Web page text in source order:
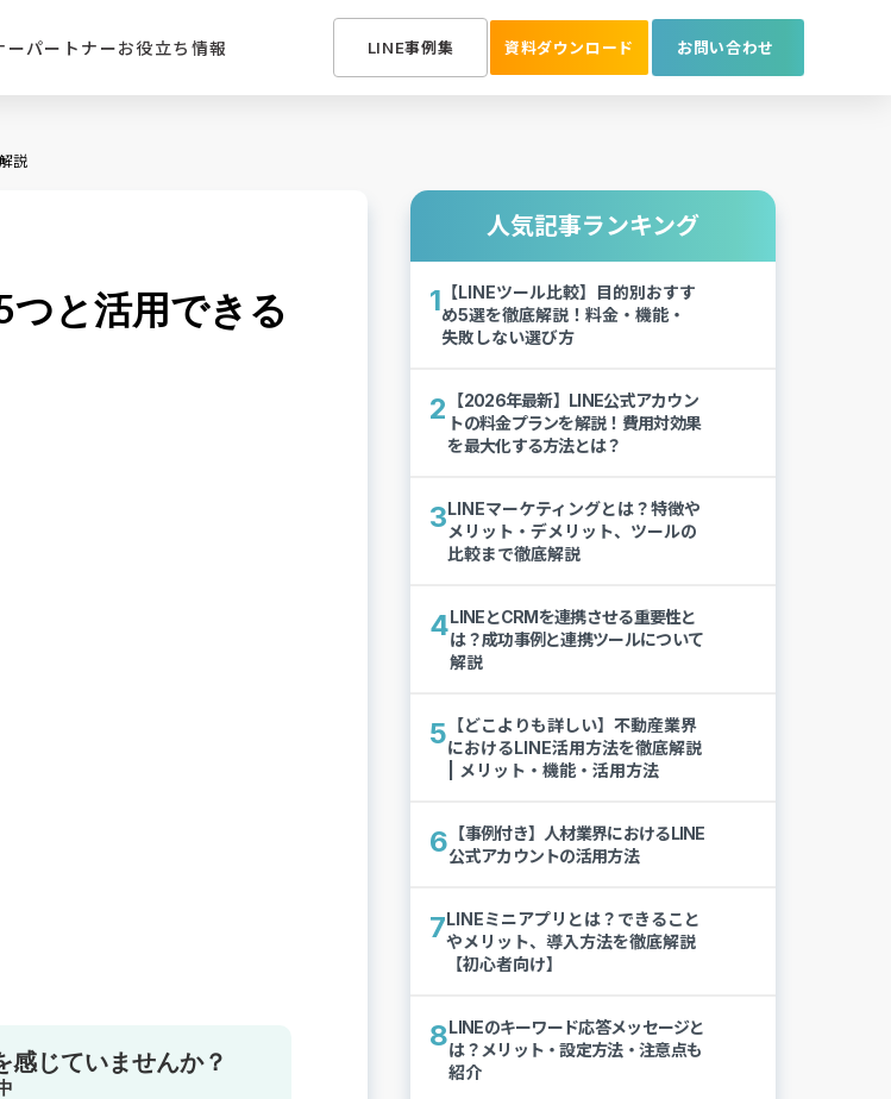
ーパートナーお役立ち情報 LINE事例集 資料ダウンロード お問い合わせ
説
と活用できる
感じていませんか？
人気記事ランキング
1 【LINEツール比較】目的別おすす
め5選を徹底解説！料金・機能・
失敗しない選び方
2
【2026年最新】LINE公式アカウン
トの料金プランを解説！費用対効果
を最大化する方法とは？
3LINEマーケティングとは？特徴や
メリット・デメリット、ツールの
比較まで徹底解説
4LINEとCRMを連携させる重要性と
は？成功事例と連携ツールについて
解説
5 【どこよりも詳しい】不動産業界
におけるLINE活用方法を徹底解説
| メリット・機能・活用方法
6 【事例付き】人材業界におけるLINE
公式アカウントの活用方法
7LINEミニアプリとは？できること
やメリット、導入方法を徹底解説
【初心者向け】
8LINEのキーワード応答メッセージと
は？メリット・設定方法・注意点も
紹介